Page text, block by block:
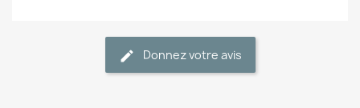
Donnez votre avis